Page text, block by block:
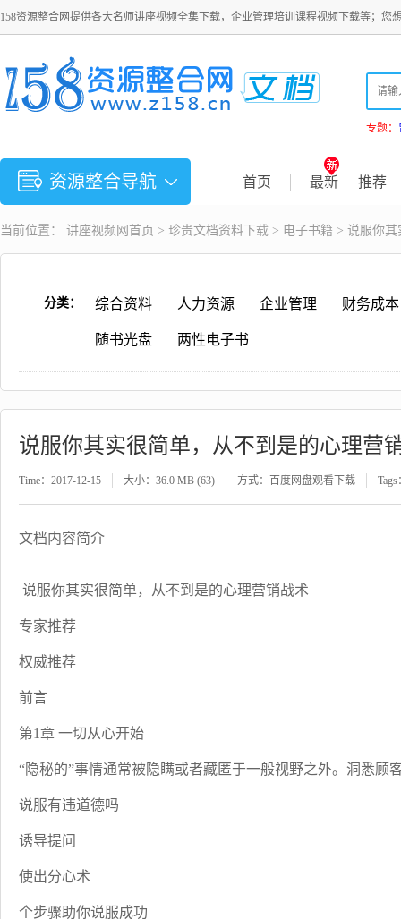
158资源整合网提供各大名师讲座视频全集下载，企业管理培训课程视频下载等；您
专题：
资源整合导航 首页 最新 推荐
当前位置： 讲座视频 网首页 > 珍贵文档资料下载 > 电子书籍 > 说服你
分类： 综合资料 人力资源 企业管理 财务成本
随书光盘 两性电子书
说服你其实很简单，从不到是的心理营
Time：2017-12-15 大小：36.0 MB (63) 方式：百度网盘观看下载 Tags
文档内容简介
说服你其实很简单，从不到是的心理营销战术
专家推荐
权威推荐
前言
第1章 一切从心开始
“隐秘的”事情通常被隐瞒或者藏匿于一般视野之外。洞悉顾
说服有违道德吗
诱导提问
使出分心术
个步骤助你说服成功